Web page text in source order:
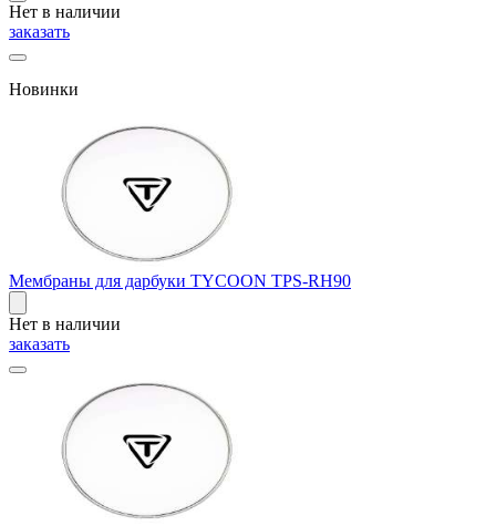
Нет в наличии
заказать
Новинки
Мембраны для дарбуки TYCOON TPS-RH90
Нет в наличии
заказать